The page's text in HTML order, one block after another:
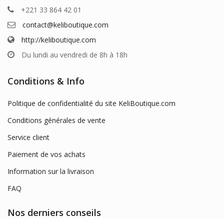
+221 33 864 42 01
contact@keliboutique.com
http://keliboutique.com
Du lundi au vendredi de 8h à 18h
Conditions & Info
Politique de confidentialité du site KeliBoutique.com
Conditions générales de vente
Service client
Paiement de vos achats
Information sur la livraison
FAQ
Nos derniers conseils